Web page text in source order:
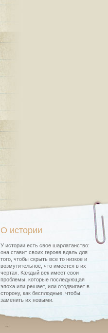
О истории
У истории есть свое шарлатанство:
она ставит своих героев вдаль для
того, чтобы скрыть все то низкое и
возмутительное, что имеется в их
чертах. Каждый век имеет свои
проблемы, которые последующая
эпоха или решает, или отодвигает в
сторону, как бесплодные, чтобы
заменить их новыми.